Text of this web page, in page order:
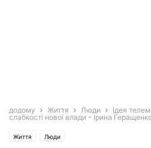
додому Життя Люди
Ідея
слабкості нової влади – Ірина
Життя Люди